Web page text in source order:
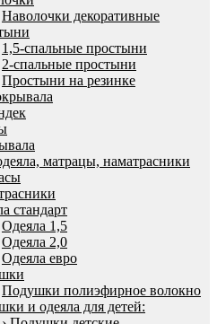
Наволочки декоративные
1,5-спальные простыни
2-спальные простыни
Простыни на резинке
матрацы, наматрасники
стандарт
Одеяла 1,5
Одеяла 2,0
Одеяла евро
Подушки полиэфирное волокно
и одеяла для детей: